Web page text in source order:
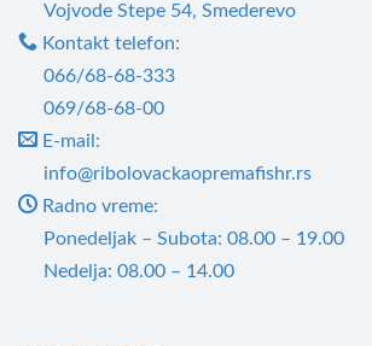
производа.
Vojvode Stepe 54, Smederevo
Kontakt telefon:
066/68-68-333
069/68-68-00
E-mail:
info@ribolovackaopremafishr.rs
Radno vreme:
Ponedeljak – Subota: 08.00 – 19.00
Nedelja: 08.00 – 14.00